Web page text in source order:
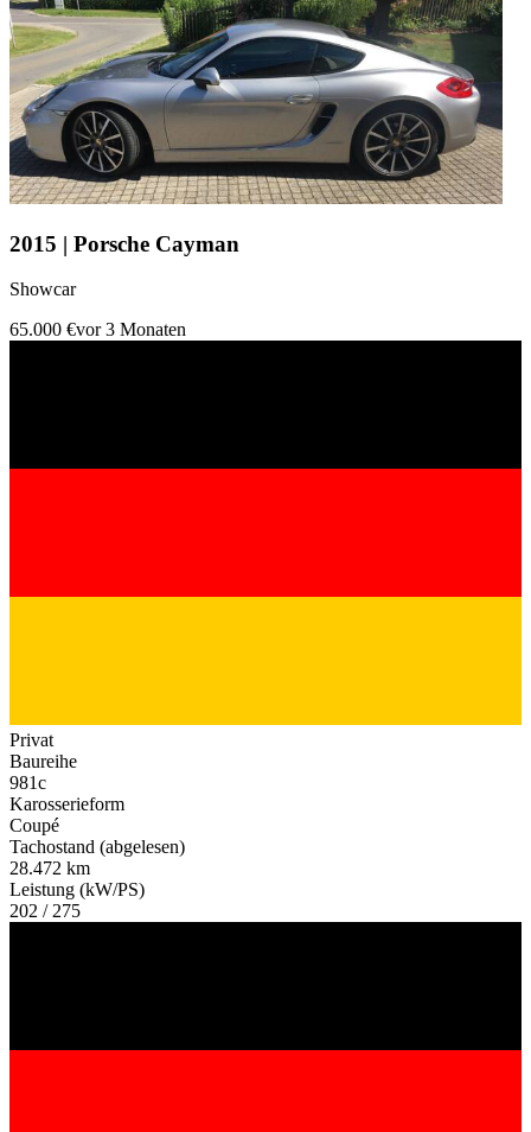
2015 | Porsche Cayman
Showcar
65.000 €vor 3 Monaten
Privat
Baureihe
981c
Karosserieform
Coupé
Tachostand (abgelesen)
28.472 km
Leistung (kW/PS)
202 / 275